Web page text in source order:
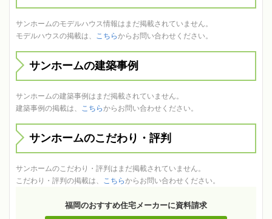
サンホームのモデルハウス情報はまだ掲載されていません。
モデルハウスの掲載は、
こちらからお問い合わせください。
サンホームの建築事例
サンホームの建築事例はまだ掲載されていません。
建築事例の掲載は、
こちらからお問い合わせください。
サンホームのこだわり・評判
サンホームのこだわり・評判はまだ掲載されていません。
こだわり・評判の掲載は、
こちらからお問い合わせください。
福岡のおすすめ住宅メーカーに資料請求